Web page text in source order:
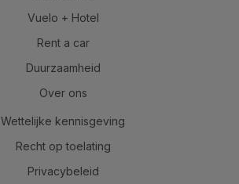
Vuelo + Hotel
Rent a car
Duurzaamheid
Over ons
Wettelijke kennisgeving
Recht op toelating
Privacybeleid